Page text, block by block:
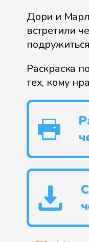
Дори и
встретили
Раскраска
тех, кому